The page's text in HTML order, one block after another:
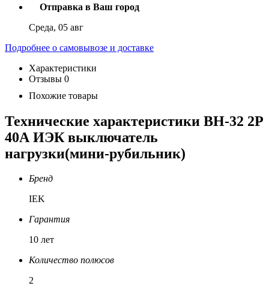
Отправка в Ваш город
Среда, 05 авг
Подробнее о самовывозе и доставке
Характеристики
Отзывы 0
Похожие товары
Технические характеристики ВН-32 2Р
40А ИЭК выключатель
нагрузки(мини-рубильник)
Бренд
IEK
Гарантия
10 лет
Количество полюсов
2